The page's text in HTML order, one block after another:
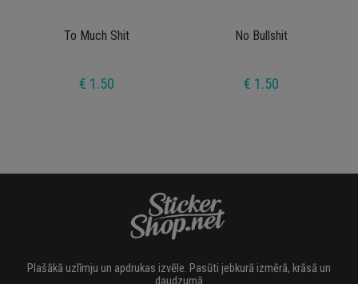
To Much Shit
€ 1.50
No Bullshit
€ 1.50
Plašākā uzlīmju un apdrukas izvēle. Pasūti jebkurā izmērā, krāsā un
daudzumā